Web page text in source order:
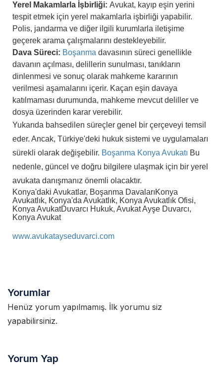
Yerel Makamlarla İşbirliği: Avukat, kayıp eşin yerini
tespit etmek için yerel makamlarla işbirliği yapabilir.
Polis, jandarma ve diğer ilgili kurumlarla iletişime
geçerek arama çalışmalarını destekleyebilir.
Dava Süreci: Boşanma davasının süreci genellikle
davanın açılması, delillerin sunulması, tanıkların
dinlenmesi ve sonuç olarak mahkeme kararının
verilmesi aşamalarını içerir. Kaçan eşin davaya
katılmaması durumunda, mahkeme mevcut deliller ve
dosya üzerinden karar verebilir.
Yukarıda bahsedilen süreçler genel bir çerçeveyi temsil
eder. Ancak, Türkiye'deki hukuk sistemi ve uygulamaları
sürekli olarak değişebilir. Boşanma Konya Avukatı Bu
nedenle, güncel ve doğru bilgilere ulaşmak için bir yerel
avukata danışmanız önemli olacaktır.
Konya'daki Avukatlar, Boşanma DavalarıKonya
Avukatlık, Konya'da Avukatlık, Konya Avukatlık Ofisi,
Konya AvukatDuvarcı Hukuk, Avukat Ayşe Duvarcı,
Konya Avukat
www.avukatayseduvarci.com
Yorumlar
Henüz yorum yapılmamış. İlk yorumu siz
yapabilirsiniz.
Yorum Yap